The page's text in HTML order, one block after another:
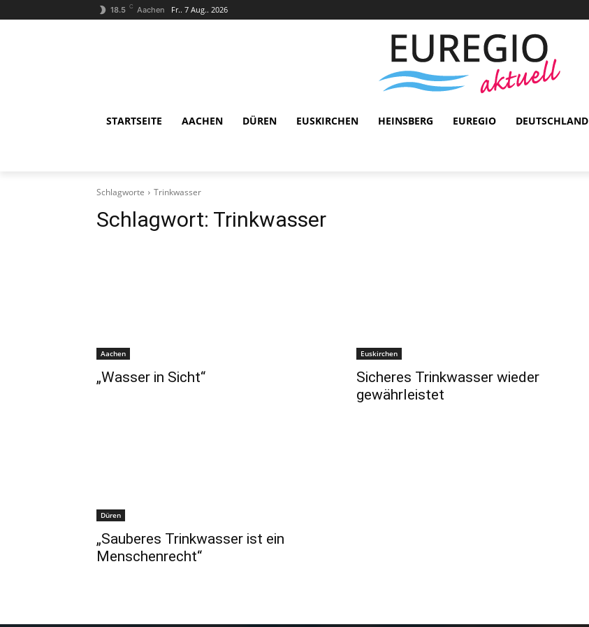
18.5 C Aachen Fr.. 7 Aug.. 2026
STARTSEITE AACHEN DÜREN EUSKIRCHEN HEINSBERG EUREGIO DEUTSCHLAND
Schlagworte Trinkwasser
Schlagwort: Trinkwasser
Aachen
„Wasser in Sicht“
Euskirchen
Sicheres Trinkwasser wieder
gewährleistet
Düren
„Sauberes Trinkwasser ist ein
Menschenrecht“